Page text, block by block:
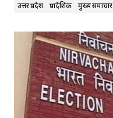
उत्तर प्रदेश प्रादेशिक मुख्य समाचार